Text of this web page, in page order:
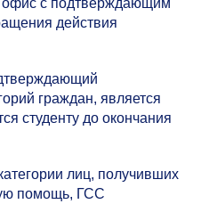
действия
граждан, является
студенту до окончания
лиц, получивших
помощь, ГСС